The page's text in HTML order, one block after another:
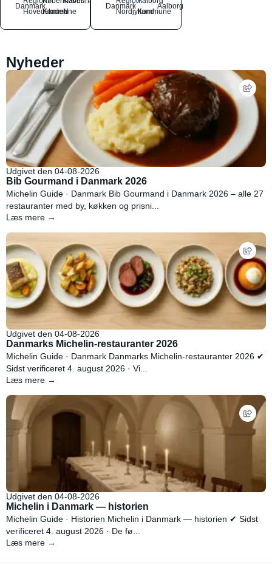
Danmark
Hovedstaden
Kommune
N
Danmark
NordjyllandKommune
Aalborg
Nyheder
Udgivet den 04-08-2026
Bib Gourmand i Danmark 2026
Michelin Guide · Danmark Bib Gourmand i Danmark 2026 – alle 27
restauranter med by, køkken og prisni...
Læs mere →
Udgivet den 04-08-2026
Danmarks Michelin-restauranter 2026
Michelin Guide · Danmark Danmarks Michelin-restauranter 2026 ✔
Sidst verificeret 4. august 2026 · Vi...
Læs mere →
Udgivet den 04-08-2026
Michelin i Danmark — historien
Michelin Guide · Historien Michelin i Danmark — historien ✔ Sidst
verificeret 4. august 2026 · De fø...
Læs mere →